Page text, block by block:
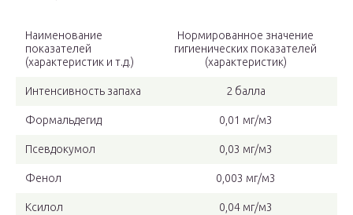
Наименование
показателей
(характеристик и т.д.)
Нормированное значение
гигиенических показателей
(характеристик)
Интенсивность запаха 2 балла
Формальдегид 0,01 мг/м3
Псевдокумол 0,03 мг/м3
Фенол 0,003 мг/м3
Ксилол 0,04 мг/м3